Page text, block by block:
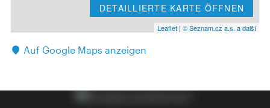
DETAILLIERTE KARTE ÖFFNEN
Leaflet | © Seznam.cz a.s. a další
Auf Google Maps anzeigen